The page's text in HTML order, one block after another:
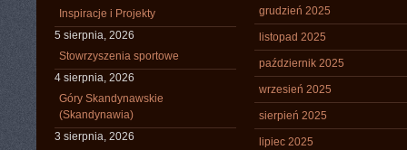
Inspiracje i Projekty
5 sierpnia, 2026
Stowrzyszenia sportowe
4 sierpnia, 2026
Góry Skandynawskie
(Skandynawia)
3 sierpnia, 2026
grudzień 2025
listopad 2025
październik 2025
wrzesień 2025
sierpień 2025
lipiec 2025